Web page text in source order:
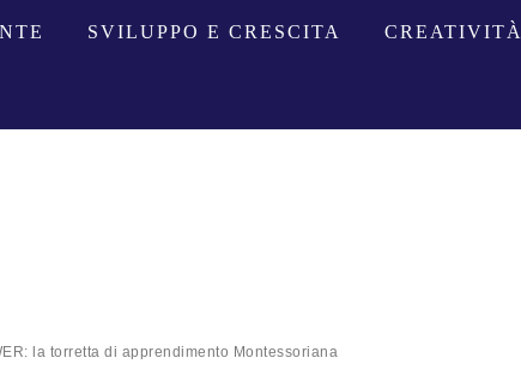
SVILUPPO E CRESCITA CREATIVITÀ
la torretta di apprendimento Montessoriana